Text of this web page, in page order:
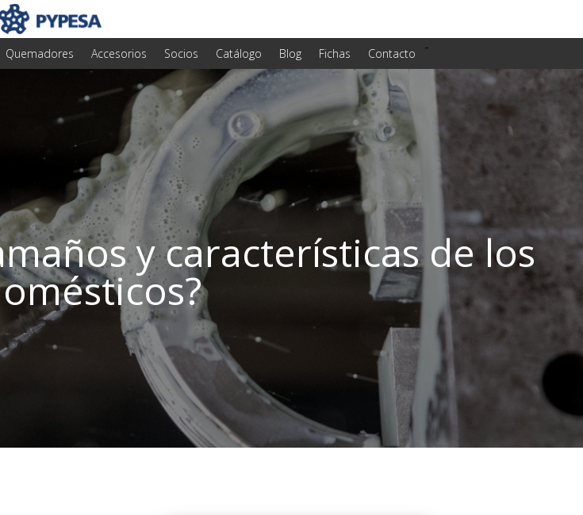
Quemadores Accesorios Socios -
Catálogo Blog Fichas Contacto
y características de los